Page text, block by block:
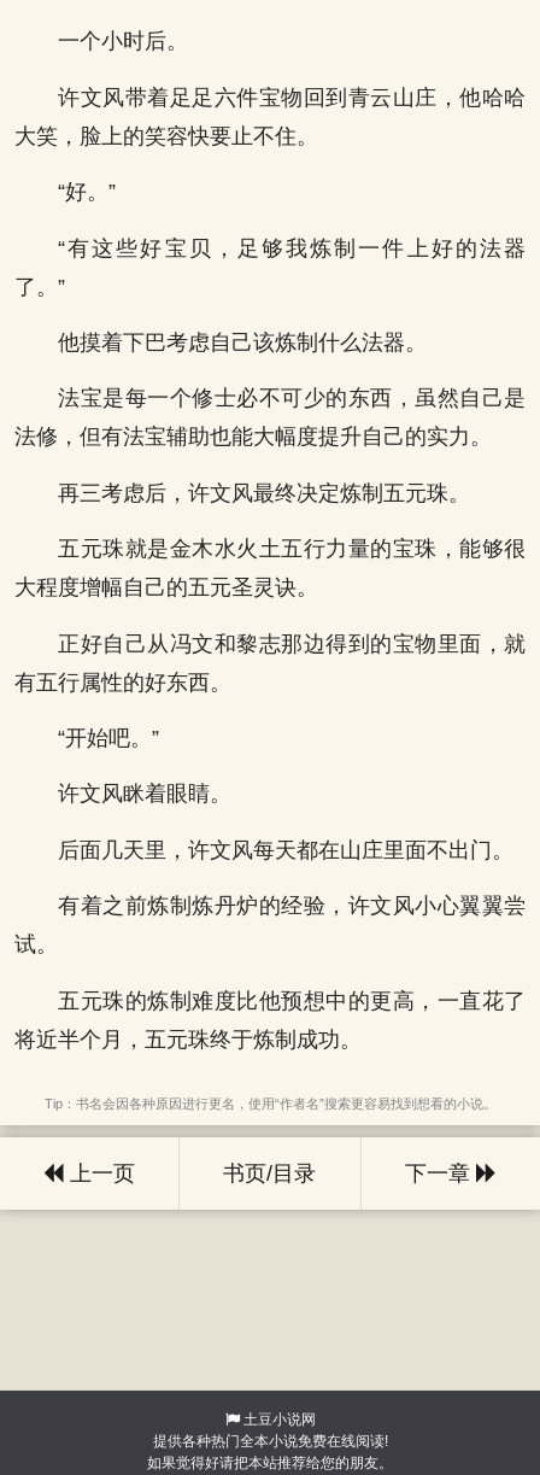
一个小时后。
许文风带着足足六件宝物回到青云山庄，他哈哈
大笑，脸上的笑容快要止不住。
“好。”
“有这些好宝贝，足够我炼制一件上好的法器
了。”
他摸着下巴考虑自己该炼制什么法器。
法宝是每一个修士必不可少的东西，虽然自己是
法修，但有法宝辅助也能大幅度提升自己的实力。
再三考虑后，许文风最终决定炼制五元珠。
五元珠就是金木水火土五行力量的宝珠，能够很
大程度增幅自己的五元圣灵诀。
正好自己从冯文和黎志那边得到的宝物里面，就
有五行属性的好东西。
“开始吧。”
许文风眯着眼睛。
后面几天里，许文风每天都在山庄里面不出门。
有着之前炼制炼丹炉的经验，许文风小心翼翼尝
试。
五元珠的炼制难度比他预想中的更高，一直花了
将近半个月，五元珠终于炼制成功。
Tip：书名会因各种原因进行更名，使用“作者名”搜索更容易找到想看的小说。
上一页 书页/目录 下一章
土豆小说网
提供各种热门全本小说免费在线阅读!
如果觉得好请把本站推荐给您的朋友。